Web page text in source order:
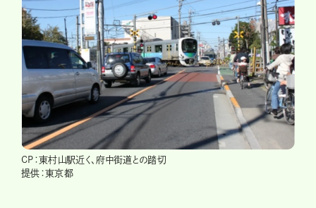
CP：東村山駅近く、府中街道との踏切
提供：東京都